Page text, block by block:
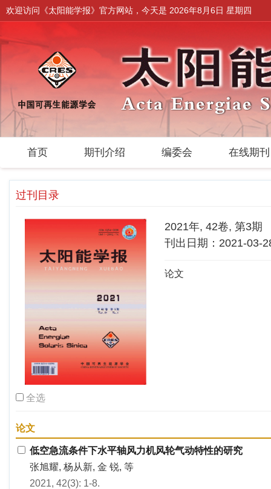
欢迎访问《太阳能学报》官方网站，今天是 2026年8月6日 星期四
首页 期刊介绍 编委会 在线期
过刊目录
2021年, 42卷, 第3期
刊出日期：2021-03-
论文
全选
论文
低空急流条件下水平轴风力机风轮气动特性的研究
张旭耀, 杨从新, 金 锐, 等
2021, 42(3): 1-8.